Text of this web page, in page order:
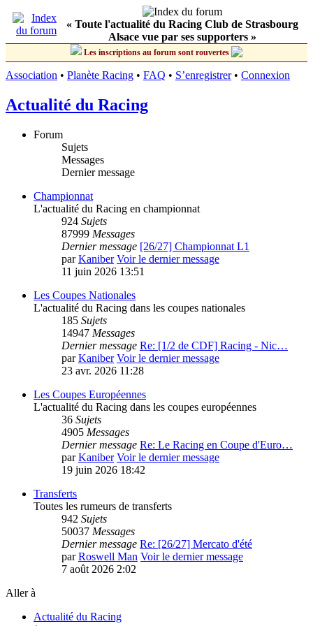
« Toute l'actualité du Racing Club de Strasbourg
Alsace vue par ses supporters »
Les inscriptions au forum sont rouvertes
Association • Planète Racing • FAQ • S’enregistrer• Connexion
Actualité du Racing
Forum
Sujets
Messages
Dernier message
Championnat
L'actualité du Racing en championnat
924 Sujets
87999 Messages
Dernier message [26/27] Championnat L1
parKaniber Voir le dernier message
11 juin 2026 13:51
Les Coupes Nationales
L'actualité du Racing dans les coupes nationales
185 Sujets
14947 Messages
Dernier message Re: [1/2 de CDF] Racing - Nic…
parKaniber Voir le dernier message
23 avr. 2026 11:28
Les Coupes Européennes
L'actualité du Racing dans les coupes européennes
36 Sujets
4905 Messages
Dernier message Re: Le Racing en Coupe d'Euro…
parKaniber Voir le dernier message
19 juin 2026 18:42
Transferts
Toutes les rumeurs de transferts
942 Sujets
50037 Messages
Dernier message Re: [26/27] Mercato d'été
parRoswell Man Voir le dernier message
7 août 2026 2:02
Aller à
Actualité du Racing